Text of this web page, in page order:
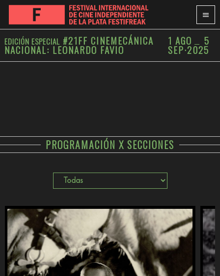
EDICIÓN ESPECIAL #21FF CINEMECÁNICA
NACIONAL: LEONARDO FAVIO
1 AGO 5
SEP·2025
PROGRAMACIÓN X SECCIONES